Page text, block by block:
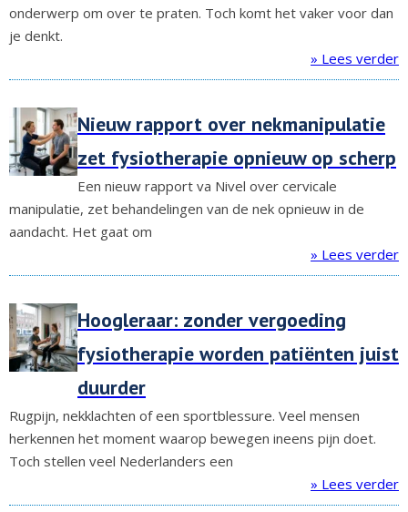
onderwerp om over te praten. Toch komt het vaker voor dan
je denkt.
» Lees verder
Nieuw rapport over nekmanipulatie
zet fysiotherapie opnieuw op scherp
Een nieuw rapport va Nivel over cervicale
manipulatie, zet behandelingen van de nek opnieuw in de
aandacht. Het gaat om
» Lees verder
Hoogleraar: zonder vergoeding
fysiotherapie worden patiënten juist
duurder
Rugpijn, nekklachten of een sportblessure. Veel mensen
herkennen het moment waarop bewegen ineens pijn doet.
Toch stellen veel Nederlanders een
» Lees verder